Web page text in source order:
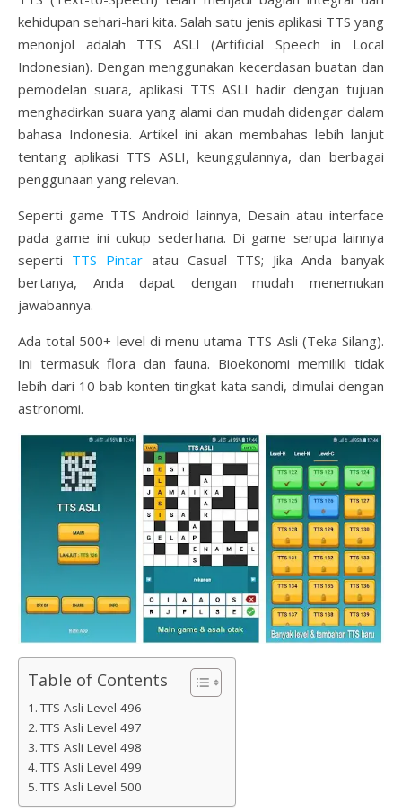
kehidupan sehari-hari kita. Salah satu jenis aplikasi TTS yang
menonjol adalah TTS ASLI (Artificial Speech in Local
Indonesian). Dengan menggunakan kecerdasan buatan dan
pemodelan suara, aplikasi TTS ASLI hadir dengan tujuan
menghadirkan suara yang alami dan mudah didengar dalam
bahasa Indonesia. Artikel ini akan membahas lebih lanjut
tentang aplikasi TTS ASLI, keunggulannya, dan berbagai
penggunaan yang relevan.
Seperti game TTS Android lainnya, Desain atau interface
pada game ini cukup sederhana. Di game serupa lainnya
seperti TTS Pintar atau Casual TTS; Jika Anda banyak
bertanya, Anda dapat dengan mudah menemukan
jawabannya.
Ada total 500+ level di menu utama TTS Asli (Teka Silang).
Ini termasuk flora dan fauna. Bioekonomi memiliki tidak
lebih dari 10 bab konten tingkat kata sandi, dimulai dengan
astronomi.
Table of Contents
TTS Asli Level 496
TTS Asli Level 497
TTS Asli Level 498
TTS Asli Level 499
TTS Asli Level 500